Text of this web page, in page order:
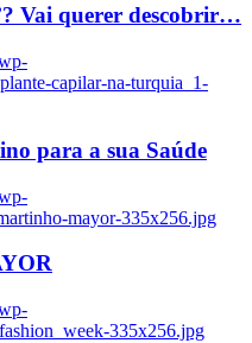
Vai querer descobrir…
capilar-na-turquia_1-
para a sua Saúde
mayor-335x256.jpg
335x256.jpg